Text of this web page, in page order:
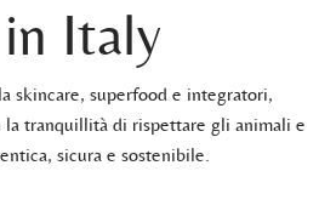
Italy
skincare, superfood e integratori,
la tranquillità di rispettare gli animali e
sicura e sostenibile.